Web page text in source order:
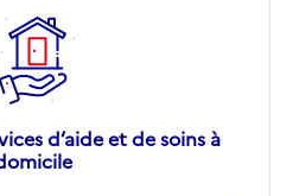
d’aide et de soins à